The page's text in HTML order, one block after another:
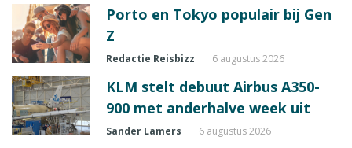
Porto en Tokyo populair bij Gen
Z
Redactie Reisbizz 6 augustus 2026
KLM stelt debuut Airbus A350-
900 met anderhalve week uit
Sander Lamers 6 augustus 2026